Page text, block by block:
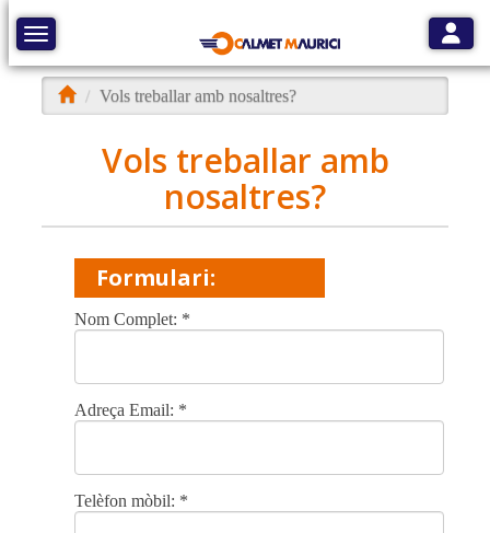
Toggle navigation
Vols treballar amb nosaltres?
Vols treballar amb
nosaltres?
Formulari:
Nom Complet: *
Adreça Email: *
Telèfon mòbil: *